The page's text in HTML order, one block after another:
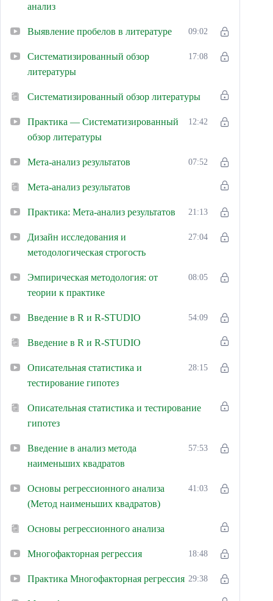
анализ
Выявление пробелов в литературе 09:02
Систематизированный обзор
литературы
17:08
Систематизированный обзор литературы
Практика — Систематизированный
обзор литературы
12:42
Мета-анализ результатов 07:52
Мета-анализ результатов
Практика: Мета-анализ результатов 21:13
Дизайн исследования и
методологическая строгость
27:04
Эмпирическая методология: от
теории к практике
08:05
Введение в R и R-STUDIO 54:09
Введение в R и R-STUDIO
Описательная статистика и
тестирование гипотез
28:15
Описательная статистика и тестирование
гипотез
Введение в анализ метода
наименьших квадратов
57:53
Основы регрессионного анализа
(Метод наименьших квадратов)
41:03
Основы регрессионного анализа
Многофакторная регрессия 18:48
Практика Многофакторная регрессия 29:38